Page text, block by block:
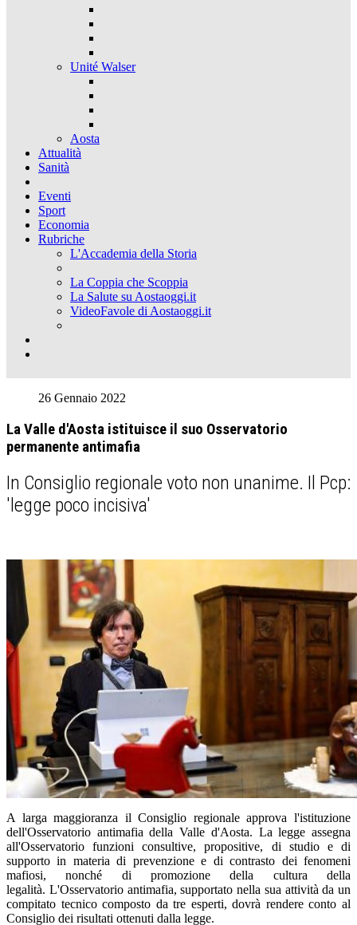
Unité Walser
Aosta
Attualità
Sanità
Eventi
Sport
Economia
Rubriche
L'Accademia della Storia
La Coppia che Scoppia
La Salute su Aostaoggi.it
VideoFavole di Aostaoggi.it
26 Gennaio 2022
La Valle d'Aosta istituisce il suo Osservatorio
permanente antimafia
In Consiglio regionale voto non unanime. Il Pcp:
'legge poco incisiva'
A larga maggioranza il Consiglio regionale approva l'istituzione
dell'Osservatorio antimafia della Valle d'Aosta. La legge assegna
all'Osservatorio funzioni consultive, propositive, di studio e di
supporto in materia di prevenzione e di contrasto dei fenomeni
mafiosi, nonché di promozione della cultura della
legalità. L'Osservatorio antimafia, supportato nella sua attività da un
compitato tecnico composto da tre esperti, dovrà rendere conto al
Consiglio dei risultati ottenuti dalla legge.